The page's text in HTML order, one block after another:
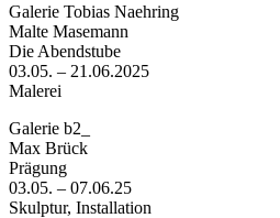
Galerie Tobias Naehring
Malte Masemann
Die Abendstube
03.05. – 21.06.2025
Malerei
Galerie b2_
Max Brück
Prägung
03.05. – 07.06.25
Skulptur, Installation